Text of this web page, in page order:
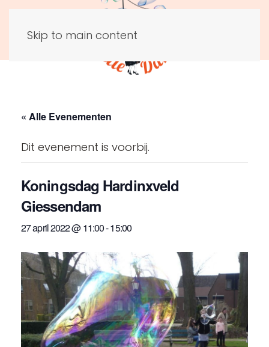
Skip to main content
« Alle Evenementen
Dit evenement is voorbij.
Koningsdag Hardinxveld
Giessendam
27 april 2022 @ 11:00-15:00